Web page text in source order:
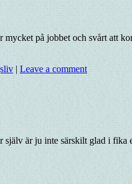
på jobbet och svårt att
| Leave a comment
själv är ju inte särskilt glad i